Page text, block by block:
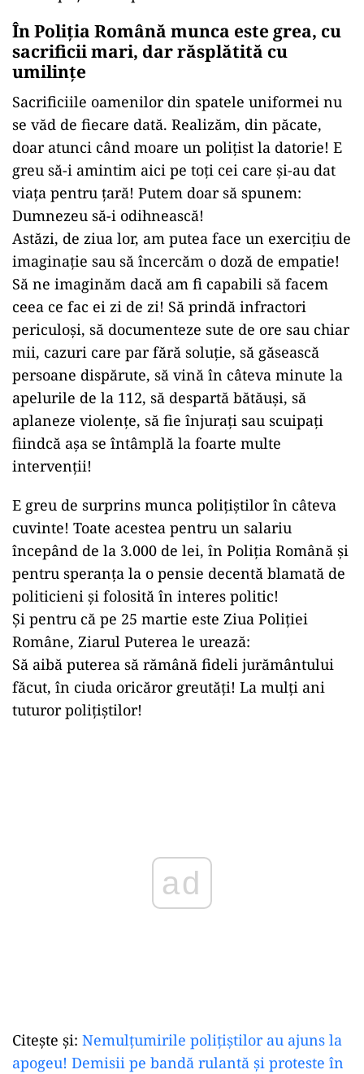
În Poliția Română munca este grea, cu
sacrificii mari, dar răsplătită cu
umilințe
Sacrificiile oamenilor din spatele uniformei nu
se văd de fiecare dată. Realizăm, din păcate,
doar atunci când moare un polițist la datorie! E
greu să-i amintim aici pe toți cei care și-au dat
viața pentru țară! Putem doar să spunem:
Dumnezeu să-i odihnească!
Astăzi, de ziua lor, am putea face un exercițiu de
imaginație sau să încercăm o doză de empatie!
Să ne imaginăm dacă am fi capabili să facem
ceea ce fac ei zi de zi! Să prindă infractori
periculoși, să documenteze sute de ore sau chiar
mii, cazuri care par fără soluție, să găsească
persoane dispărute, să vină în câteva minute la
apelurile de la 112, să despartă bătăuși, să
aplaneze violențe, să fie înjurați sau scuipați
fiindcă așa se întâmplă la foarte multe
intervenții!
E greu de surprins munca polițiștilor în câteva
cuvinte! Toate acestea pentru un salariu
începând de la 3.000 de lei, în Poliția Română și
pentru speranța la o pensie decentă blamată de
politicieni și folosită în interes politic!
Și pentru că pe 25 martie este Ziua Poliției
Române, Ziarul Puterea le urează:
Să aibă puterea să rămână fideli jurământului
făcut, în ciuda oricăror greutăți! La mulți ani
tuturor polițiștilor!
ad
Citește și: Nemulțumirile polițiștilor au ajuns la
apogeu! Demisii pe bandă rulantă și proteste în